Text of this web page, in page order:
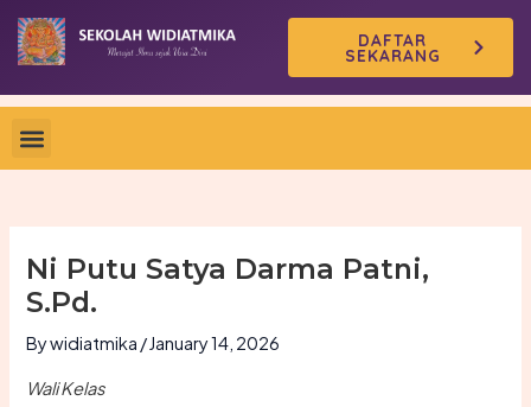
Skip
content
DAFTAR
SEKARANG
Ni Putu Satya Darma Patni,
S.Pd.
Bywidiatmika /January 14, 2026
Wali Kelas